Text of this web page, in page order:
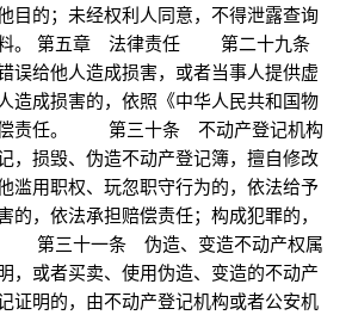
目的；未经权利人同意，不得泄露查询
料。 第五章 法律责任 第二十九条
误给他人造成损害，或者当事人提供虚
造成损害的，依照《中华人民共和国物
偿责任。 第三十条 不动产登记机构
，损毁、伪造不动产登记簿，擅自修改
滥用职权、玩忽职守行为的，依法给予
的，依法承担赔偿责任；构成犯罪的，
第三十一条 伪造、变造不动产权属
，或者买卖、使用伪造、变造的不动产
证明的，由不动产登记机构或者公安机